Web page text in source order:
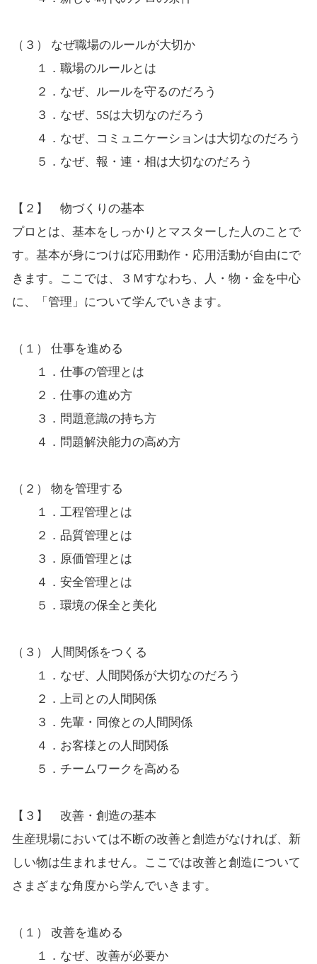
（３） なぜ職場のルールが大切か
１．職場のルールとは
２．なぜ、ルールを守るのだろう
３．なぜ、5Sは大切なのだろう
４．なぜ、コミュニケーションは大切なのだろう
５．なぜ、報・連・相は大切なのだろう
【２】 物づくりの基本
プロとは、基本をしっかりとマスターした人のことで
す。基本が身につけば応用動作・応用活動が自由にで
きます。ここでは、３Ｍすなわち、人・物・金を中心
に、「管理」について学んでいきます。
（１） 仕事を進める
１．仕事の管理とは
２．仕事の進め方
３．問題意識の持ち方
４．問題解決能力の高め方
（２） 物を管理する
１．工程管理とは
２．品質管理とは
３．原価管理とは
４．安全管理とは
５．環境の保全と美化
（３） 人間関係をつくる
１．なぜ、人間関係が大切なのだろう
２．上司との人間関係
３．先輩・同僚との人間関係
４．お客様との人間関係
５．チームワークを高める
【３】 改善・創造の基本
生産現場においては不断の改善と創造がなければ、新
しい物は生まれません。ここでは改善と創造について
さまざまな角度から学んでいきます。
（１） 改善を進める
１．なぜ、改善が必要か